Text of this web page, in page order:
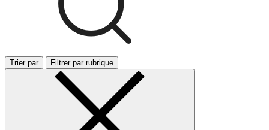
Trier par Filtrer par rubrique